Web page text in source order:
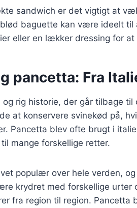
sandwich er det vigtigt at
baguette kan være ideelt til
eller en lækker dressing for at
pancetta: Fra
og rig historie, der går tilbage
at konservere svinekød på,
Pancetta blev ofte brugt i
mange forskellige retter.
populær over hele verden,
krydret med forskellige urter
fra region til region. Pancetta